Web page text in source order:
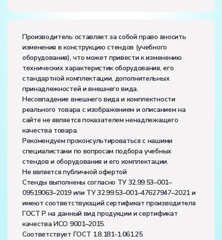
Производитель оставляет за собой право вносить
изменения в конструкцию стендов (учебного
оборудования), что может привести к изменению
технических характеристик оборудования, его
стандартной комплектации, дополнительных
принадлежностей и внешнего вида.
Несовпадение внешнего вида и комплектности
реального товара с изображением и описанием на
сайте не является показателем ненадлежащего
качества товара.
Рекомендуем проконсультироваться с нашими
специалистами по вопросам подбора учебных
стендов и оборудования и его комплектации.
Не является публичной офертой
Стенды выполнены согласно ТУ 32.99.53–001–
09519063–2019 или ТУ 32.99.53–001–47627947–2021 и
имеют соответствующий сертификат производителя
ГОСТ Р на данный вид продукции и сертификат
качества ИСО 9001–2015.
Соответствует ГОСТ 1.8.181-1.061.25